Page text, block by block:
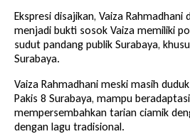
Ekspresi disajikan, Vaiza
menjadi bukti sosok Vaiza memiliki
sudut pandang publik Surabaya,
Surabaya.
Vaiza Rahmadhani meski masih
Pakis 8 Surabaya, mampu
mempersembahkan tarian ciamik
dengan lagu tradisional.